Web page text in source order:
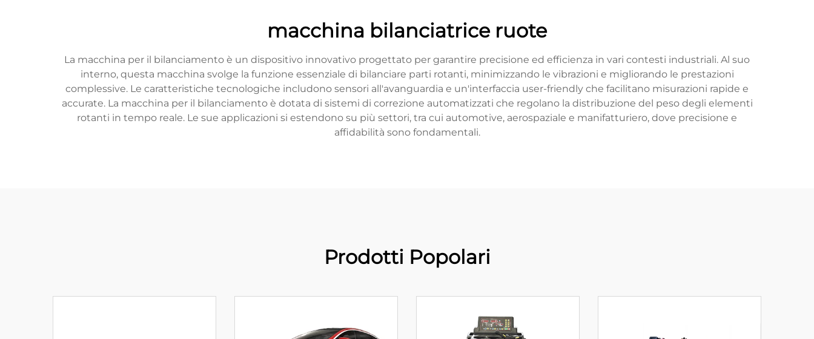
macchina bilanciatrice ruote
La macchina per il bilanciamento è un dispositivo innovativo progettato per garantire precisione ed efficienza in vari contesti industriali. Al suo
interno, questa macchina svolge la funzione essenziale di bilanciare parti rotanti, minimizzando le vibrazioni e migliorando le prestazioni
complessive. Le caratteristiche tecnologiche includono sensori all'avanguardia e un'interfaccia user-friendly che facilitano misurazioni rapide e
accurate. La macchina per il bilanciamento è dotata di sistemi di correzione automatizzati che regolano la distribuzione del peso degli elementi
rotanti in tempo reale. Le sue applicazioni si estendono su più settori, tra cui automotive, aerospaziale e manifatturiero, dove precisione e
affidabilità sono fondamentali.
Prodotti Popolari